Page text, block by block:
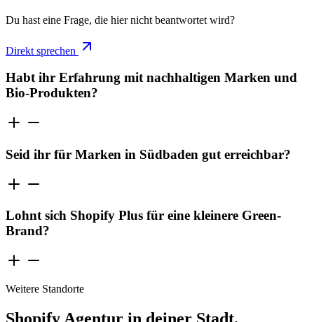
Du hast eine Frage, die hier nicht beantwortet wird?
Direkt sprechen
Habt ihr Erfahrung mit nachhaltigen Marken und
Bio-Produkten?
Seid ihr für Marken in Südbaden gut erreichbar?
Lohnt sich Shopify Plus für eine kleinere Green-
Brand?
Weitere Standorte